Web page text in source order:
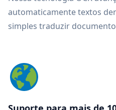
automaticamente textos
simples traduzir